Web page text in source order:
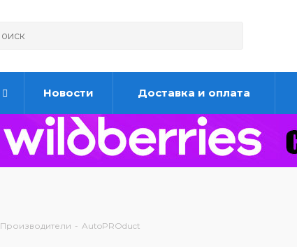
Новости Доставка и оплата
Производители - AutoPROduct